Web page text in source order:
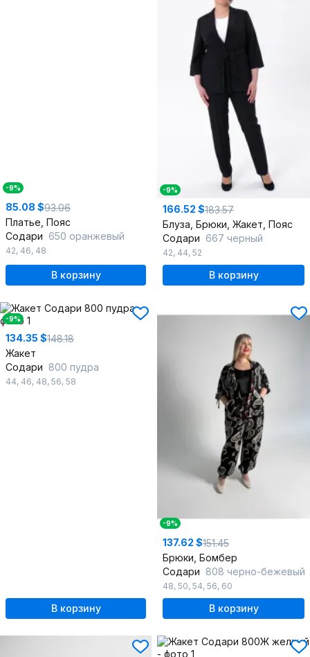
-9%
85.08 $93.06
Платье, Пояс
Содари 650 оранжевый
42, 46, 48
В корзину
-9%
166.52 $183.57
Блуза, Брюки, Жакет, Пояс
Содари 667 черный
42, 44, 52
В корзину
-9%
134.35 $148.18
Жакет
Содари 800 пудра
44, 46, 48, 56, 58
В корзину
-9%
137.62 $151.45
Брюки, Бомбер
Содари 808 черно-бежевый
48, 50, 54, 56, 60
В корзину